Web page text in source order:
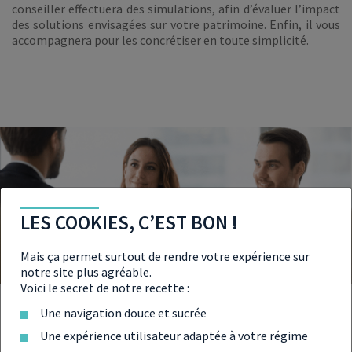
conseiller effectuera des simulations, afin d’évaluer l’impact
des solutions envisagées sur votre patrimoine. Enfin, il vous
accompagnera pour les concrétiser en toute simplicité.
POURQUOI FAIRE APPEL À UN
LES COOKIES, C’EST BON !
Mais ça permet surtout de rendre votre expérience sur
notre site plus agréable.
Voici le secret de notre recette :
Une navigation douce et sucrée
Une expérience utilisateur adaptée à votre régime